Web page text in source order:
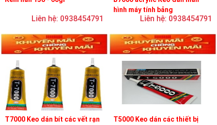
Liên hệ: 0938454791
hình máy tính bảng
Liên hệ: 0938454791
T7000 Keo dán bít các vết rạn
T5000 Keo dán các thiết bị